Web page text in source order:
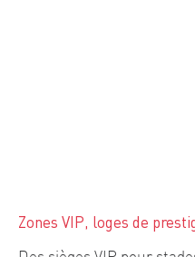
Zones VIP, loges de